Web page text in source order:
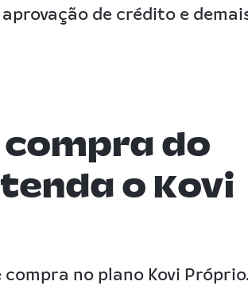
de crédito e
do
o Kovi
no plano Kovi